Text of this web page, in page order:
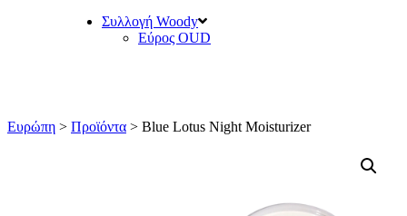
Συλλογή Woody
Εύρος OUD
Ευρώπη > Προϊόντα > Blue Lotus Night Moisturizer